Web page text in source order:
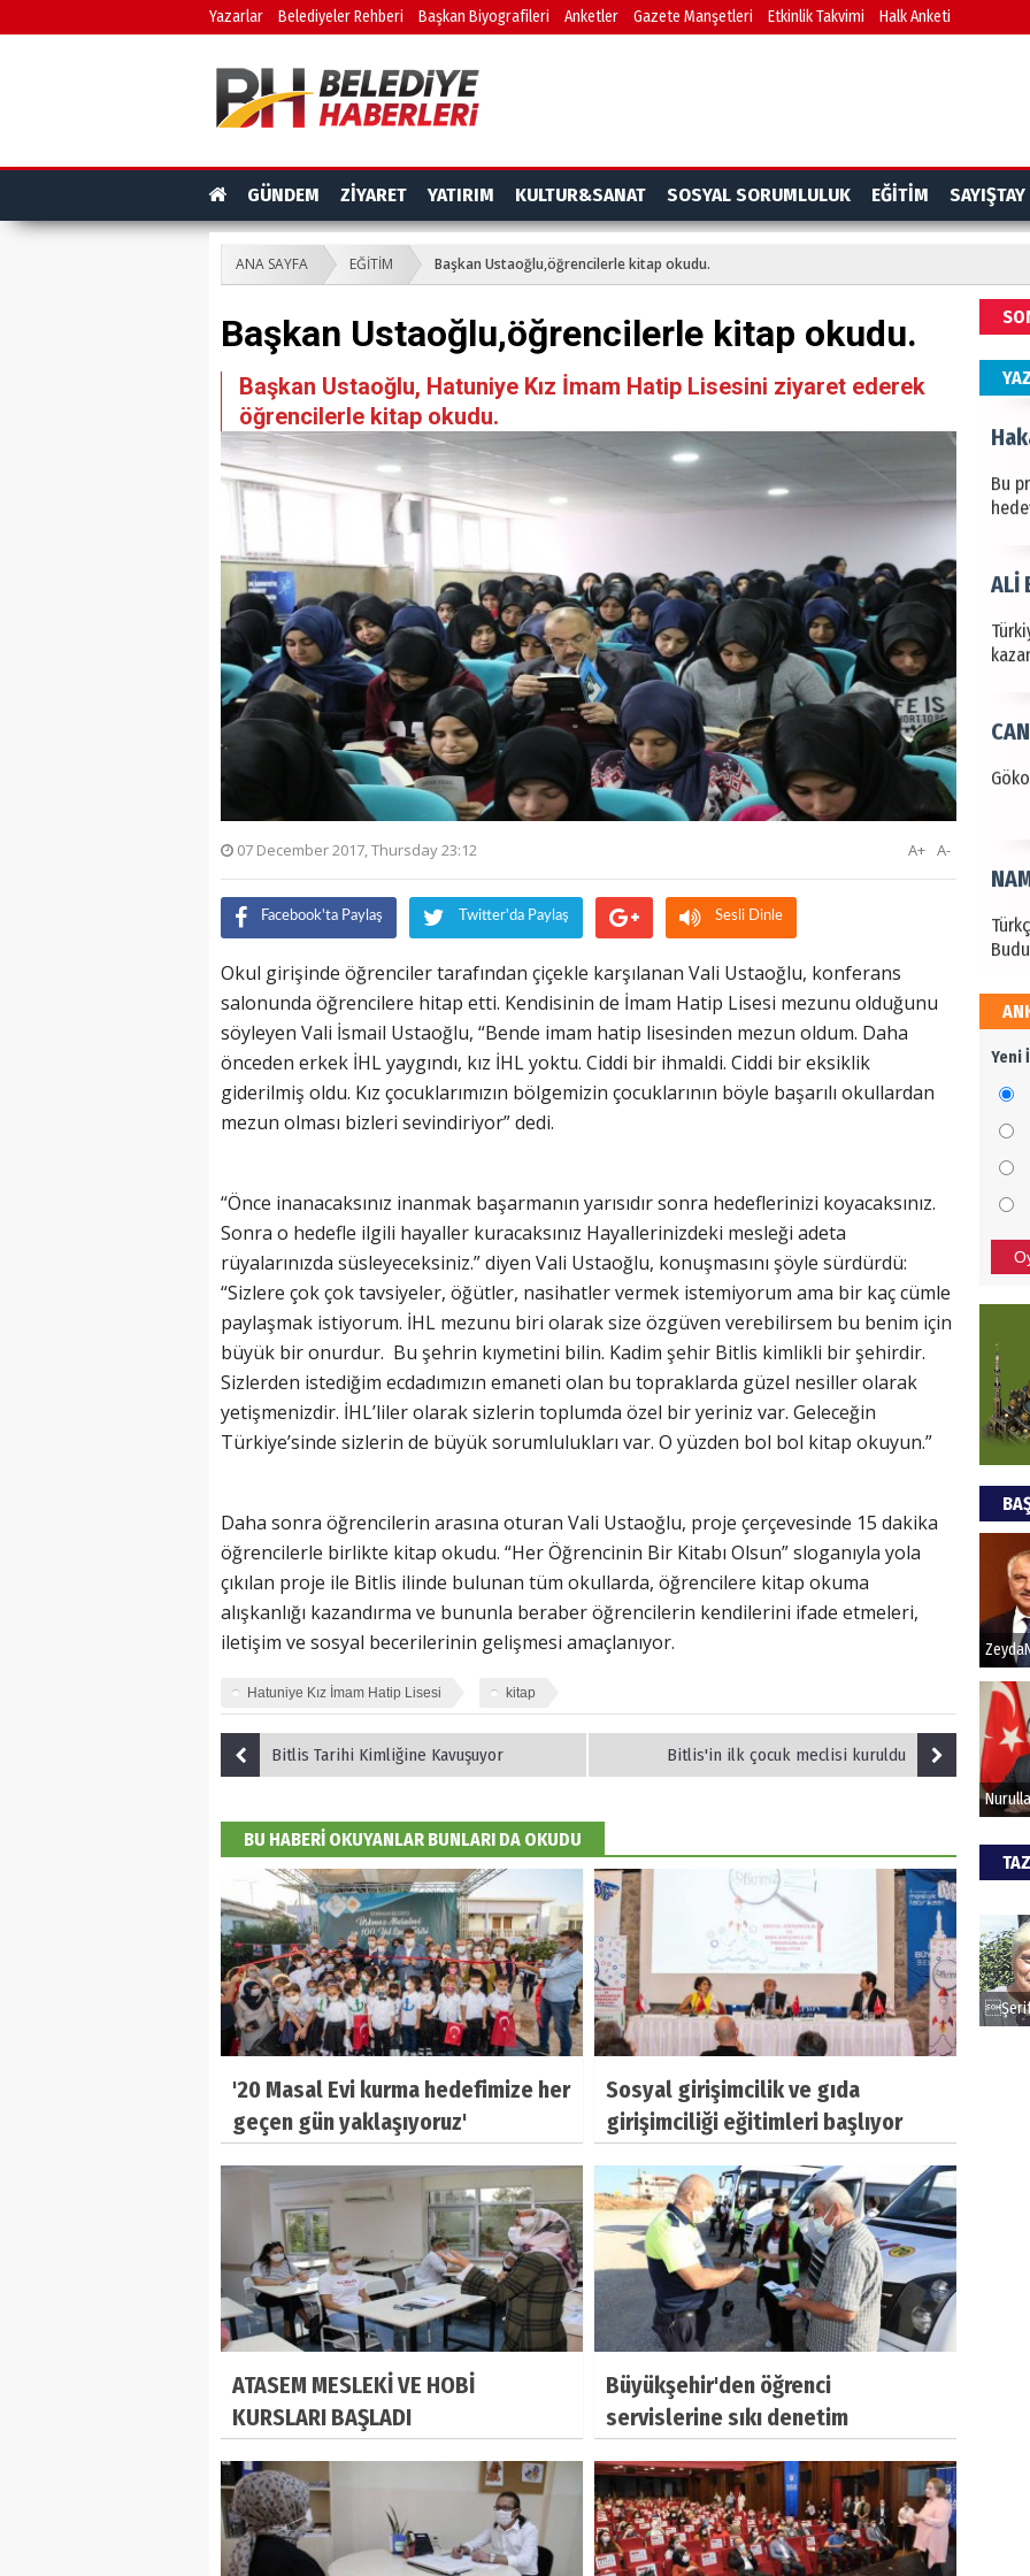
Yazarlar Belediyeler Rehberi Başkan Biyografileri Anketler Gazete Manşetleri Etkinlik Takvimi Halk Anketi
GÜNDEM ZİYARET YATIRIM KULTUR&SANAT SOSYAL SORUMLULUK EĞİTİM SAYIŞTAY
ANA SAYFA EĞİTİM Başkan Ustaoğlu,öğrencilerle kitap okudu.
Başkan Ustaoğlu,öğrencilerle kitap okudu.
Başkan Ustaoğlu, Hatuniye Kız İmam Hatip Lisesini ziyaret ederek
öğrencilerle kitap okudu.
07 December 2017, Thursday 23:12 A-
A+
Facebook'ta Paylaş Twitter'da Paylaş Sesli Dinle
Okul girişinde öğrenciler tarafından çiçekle karşılanan Vali Ustaoğlu, konferans
salonunda öğrencilere hitap etti. Kendisinin de İmam Hatip Lisesi mezunu olduğunu
söyleyen Vali İsmail Ustaoğlu, “Bende imam hatip lisesinden mezun oldum. Daha
önceden erkek İHL yaygındı, kız İHL yoktu. Ciddi bir ihmaldi. Ciddi bir eksiklik
giderilmiş oldu. Kız çocuklarımızın bölgemizin çocuklarının böyle başarılı okullardan
mezun olması bizleri sevindiriyor” dedi.
“Önce inanacaksınız inanmak başarmanın yarısıdır sonra hedeflerinizi koyacaksınız.
Sonra o hedefle ilgili hayaller kuracaksınız Hayallerinizdeki mesleği adeta
rüyalarınızda süsleyeceksiniz.” diyen Vali Ustaoğlu, konuşmasını şöyle sürdürdü:
“Sizlere çok çok tavsiyeler, öğütler, nasihatler vermek istemiyorum ama bir kaç cümle
paylaşmak istiyorum. İHL mezunu biri olarak size özgüven verebilirsem bu benim için
büyük bir onurdur. Bu şehrin kıymetini bilin. Kadim şehir Bitlis kimlikli bir şehirdir.
Sizlerden istediğim ecdadımızın emaneti olan bu topraklarda güzel nesiller olarak
yetişmenizdir. İHL’liler olarak sizlerin toplumda özel bir yeriniz var. Geleceğin
Türkiye’sinde sizlerin de büyük sorumlulukları var. O yüzden bol bol kitap okuyun.”
Daha sonra öğrencilerin arasına oturan Vali Ustaoğlu, proje çerçevesinde 15 dakika
öğrencilerle birlikte kitap okudu. “Her Öğrencinin Bir Kitabı Olsun” sloganıyla yola
çıkılan proje ile Bitlis ilinde bulunan tüm okullarda, öğrencilere kitap okuma
alışkanlığı kazandırma ve bununla beraber öğrencilerin kendilerini ifade etmeleri,
iletişim ve sosyal becerilerinin gelişmesi amaçlanıyor.
Hatuniye Kız İmam Hatip Lisesi kitap
Bitlis Tarihi Kimliğine Kavuşuyor Bitlis'in ilk çocuk meclisi kuruldu
BU HABERİ OKUYANLAR BUNLARI DA OKUDU
'20 Masal Evi kurma hedefimize her
geçen gün yaklaşıyoruz'
Sosyal girişimcilik ve gıda
girişimciliği eğitimleri başlıyor
ATASEM MESLEKİ VE HOBİ
KURSLARI BAŞLADI
Büyükşehir'den öğrenci
servislerine sıkı denetim
Bu
ALİ
Bu
Yeni